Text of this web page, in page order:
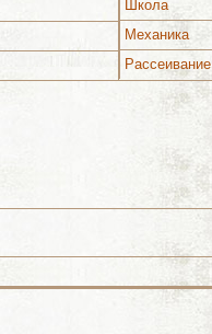
Школа
Механика
Рассеивание
Изображения
Изображения